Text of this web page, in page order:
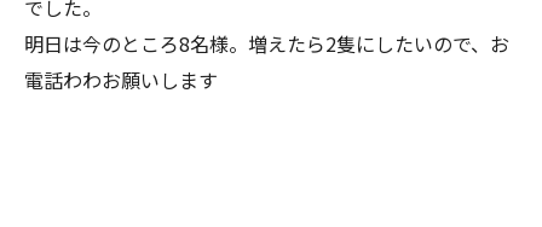
でした。
明日は今のところ8名様。増えたら2隻にしたいので、お
電話わわお願いします